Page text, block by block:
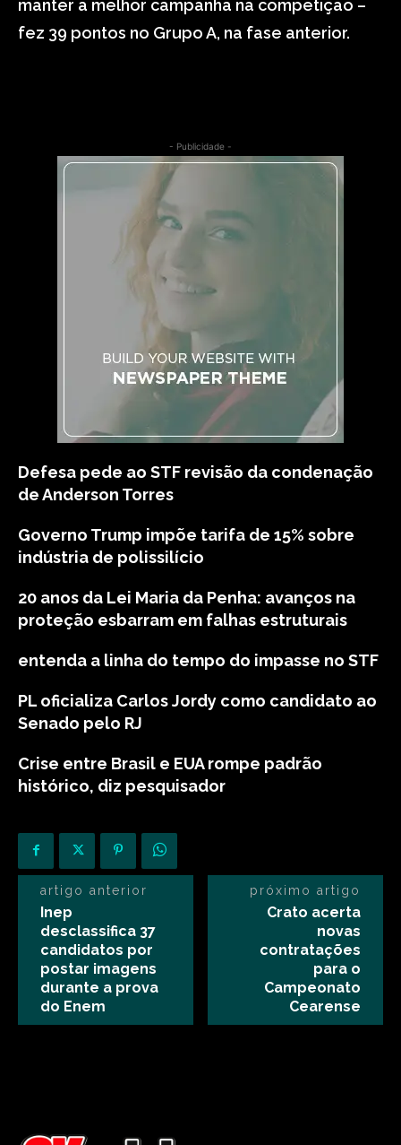
manter a melhor campanha na competição –
fez 39 pontos no Grupo A, na fase anterior.
- Publicidade -
Defesa pede ao STF revisão da condenação
de Anderson Torres
Governo Trump impõe tarifa de 15% sobre
indústria de polissilício
20 anos da Lei Maria da Penha: avanços na
proteção esbarram em falhas estruturais
entenda a linha do tempo do impasse no STF
PL oficializa Carlos Jordy como candidato ao
Senado pelo RJ
Crise entre Brasil e EUA rompe padrão
histórico, diz pesquisador
artigo anterior
Inep
desclassifica 37
candidatos por
postar imagens
durante a prova
do Enem
próximo artigo
Crato acerta
novas
contratações
para o
Campeonato
Cearense